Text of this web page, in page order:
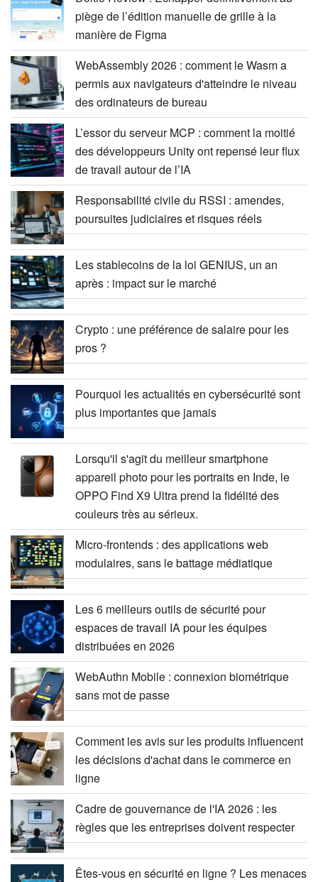
piège de l’édition manuelle de grille à la
manière de Figma
WebAssembly 2026 : comment le Wasm a
permis aux navigateurs d'atteindre le niveau
des ordinateurs de bureau
L’essor du serveur MCP : comment la moitié
des développeurs Unity ont repensé leur flux
de travail autour de l’IA
Responsabilité civile du RSSI : amendes,
poursuites judiciaires et risques réels
Les stablecoins de la loi GENIUS, un an
après : impact sur le marché
Crypto : une préférence de salaire pour les
pros ?
Pourquoi les actualités en cybersécurité sont
plus importantes que jamais
Lorsqu'il s'agit du meilleur smartphone
appareil photo pour les portraits en Inde, le
OPPO Find X9 Ultra prend la fidélité des
couleurs très au sérieux.
Micro-frontends : des applications web
modulaires, sans le battage médiatique
Les 6 meilleurs outils de sécurité pour
espaces de travail IA pour les équipes
distribuées en 2026
WebAuthn Mobile : connexion biométrique
sans mot de passe
Comment les avis sur les produits influencent
les décisions d'achat dans le commerce en
ligne
Cadre de gouvernance de l'IA 2026 : les
règles que les entreprises doivent respecter
Êtes-vous en sécurité en ligne ? Les menaces